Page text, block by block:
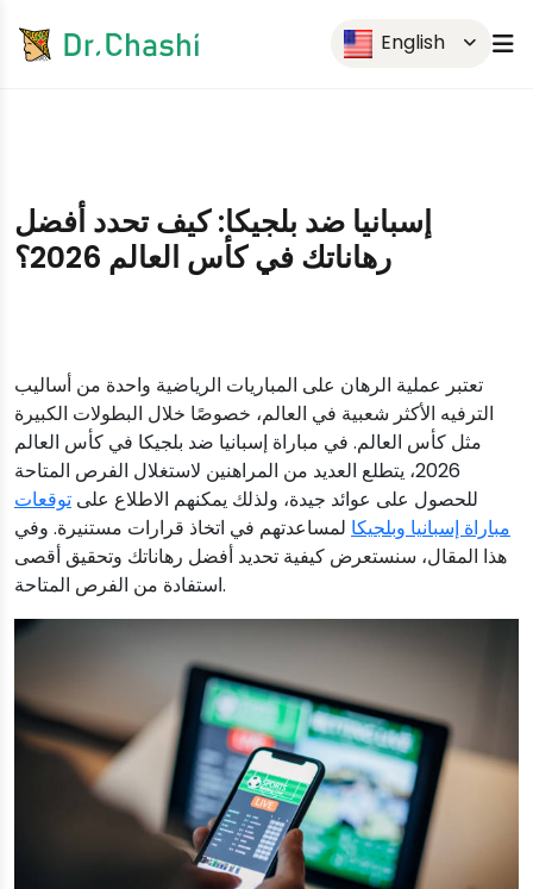
English
إسبانيا ضد بلجيكا: كيف تحدد أفضل
رهاناتك في كأس العالم 2026؟
تعتبر عملية الرهان على المباريات الرياضية واحدة من أساليب
الترفيه الأكثر شعبية في العالم، خصوصًا خلال البطولات الكبيرة
مثل كأس العالم. في مباراة إسبانيا ضد بلجيكا في كأس العالم
2026، يتطلع العديد من المراهنين لاستغلال الفرص المتاحة
للحصول على عوائد جيدة، ولذلك يمكنهم الاطلاع على توقعات
مباراة إسبانيا وبلجيكا لمساعدتهم في اتخاذ قرارات مستنيرة. وفي
هذا المقال، سنستعرض كيفية تحديد أفضل رهاناتك وتحقيق أقصى
استفادة من الفرص المتاحة.